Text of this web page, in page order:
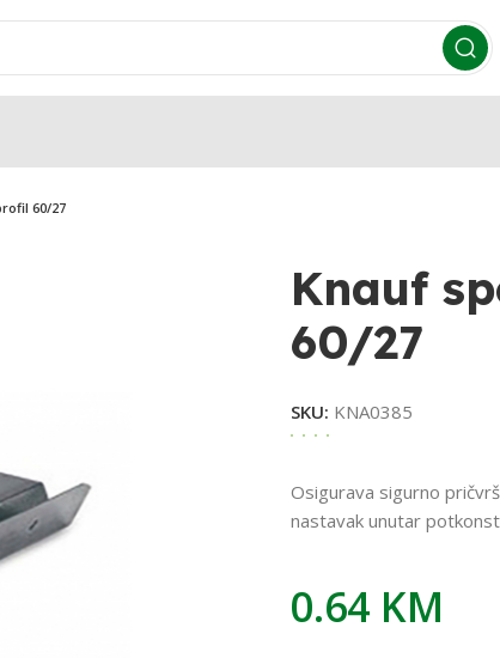
60/27
Knauf
60/27
SKU: KNA0385
Osigurava sigurno
nastavak unutar
0.64 KM